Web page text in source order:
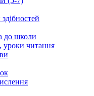
до школи
уроки читання